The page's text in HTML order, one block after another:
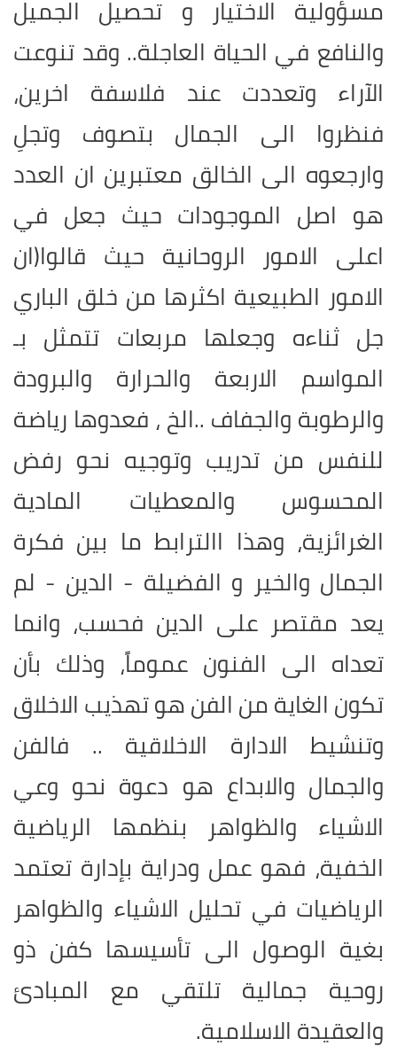
مسؤولية الاختيار و تحصيل الجميل
والنافع في الحياة العاجلة.. وقد تنوعت
الآراء وتعددت عند فلاسفة اخرين،
فنظروا الى الجمال بتصوف وتجلِ
وارجعوه الى الخالق معتبرين ان العدد
هو اصل الموجودات حيث جعل في
اعلى الامور الروحانية حيث قالوا(ان
الامور الطبيعية اكثرها من خلق الباري
جل ثناءه وجعلها مربعات تتمثل بـ
المواسم الاربعة والحرارة والبرودة
والرطوبة والجفاف ..الخ ، فعدوها رياضة
للنفس من تدريب وتوجيه نحو رفض
المحسوس والمعطيات المادية
الغرائزية، وهذا االترابط ما بين فكرة
الجمال والخير و الفضيلة - الدين - لم
يعد مقتصر على الدين فحسب، وانما
تعداه الى الفنون عموماً، وذلك بأن
تكون الغاية من الفن هو تهذيب الاخلاق
وتنشيط الادارة الاخلاقية .. فالفن
والجمال والابداع هو دعوة نحو وعي
الاشياء والظواهر بنظمها الرياضية
الخفية، فهو عمل ودراية بإدارة تعتمد
الرياضيات في تحليل الاشياء والظواهر
بغية الوصول الى تأسيسها كفن ذو
روحية جمالية تلتقي مع المبادئ
والعقيدة الاسلامية.